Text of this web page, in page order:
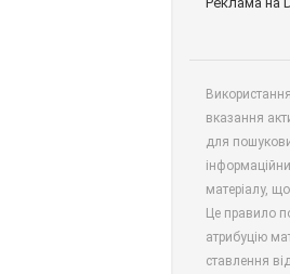
вказання
для
матеріалу,
Це правило
атрибуцію
ставлення